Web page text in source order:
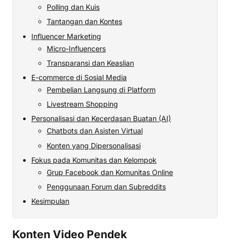
Polling dan Kuis
Tantangan dan Kontes
Influencer Marketing
Micro-Influencers
Transparansi dan Keaslian
E-commerce di Sosial Media
Pembelian Langsung di Platform
Livestream Shopping
Personalisasi dan Kecerdasan Buatan (AI)
Chatbots dan Asisten Virtual
Konten yang Dipersonalisasi
Fokus pada Komunitas dan Kelompok
Grup Facebook dan Komunitas Online
Penggunaan Forum dan Subreddits
Kesimpulan
Konten Video Pendek